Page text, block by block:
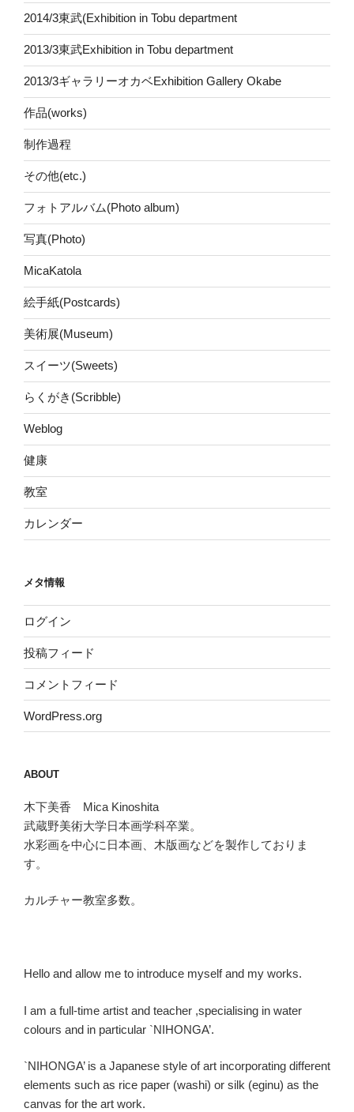
2014/3東武(Exhibition in Tobu department
2013/3東武Exhibition in Tobu department
2013/3ギャラリーオカベExhibition Gallery Okabe
作品(works)
制作過程
その他(etc.)
フォトアルバム(Photo album)
写真(Photo)
MicaKatola
絵手紙(Postcards)
美術展(Museum)
スイーツ(Sweets)
らくがき(Scribble)
Weblog
健康
教室
カレンダー
メタ情報
ログイン
投稿フィード
コメントフィード
WordPress.org
ABOUT
木下美香 Mica Kinoshita
武蔵野美術大学日本画学科卒業。
水彩画を中心に日本画、木版画などを製作しておりま
す。
カルチャー教室多数。
Hello and allow me to introduce myself and my works.
I am a full-time artist and teacher ,specialising in water
colours and in particular `NIHONGA’.
`NIHONGA’ is a Japanese style of art incorporating different
elements such as rice paper (washi) or silk (eginu) as the
canvas for the art work.